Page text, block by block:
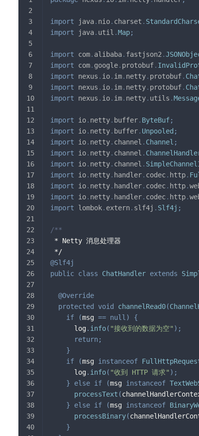
import java. nio. charset .
import
java. util .Map;
import com. alibaba. fastjson2 .
import
com. google. protobuf.
import
nexus . io. im. netty. protobuf.
import
nexus . io. im. netty. protobuf.
import
nexus . io. im. netty. utils .
import io. netty. buffer. ByteBuf;
import
io. netty. buffer. Unpooled ;
import
io. netty. channel . Channel ;
import
io. netty. channel .
import
io. netty. channel .
import
io. netty. handler. codec. http.
import
io. netty. handler. codec. http.
import
io. netty. handler. codec. http.
import
lombok. extern. slf4j . Slf4j ;
/**
* Netty 消息处理器
*/
@Slf4j
public class ChatHandler extends
@Override
protected
void channelRead0(
if
(msg == null )
{
      log
. info( "接收到的数据为空" ) ;
return;
}
if
(msg instanceof
      log
. info( "收到 HTTP 请求" ) ;
}
else if (msg instanceof
processText (
}
else if (msg instanceof
processBinary(
}